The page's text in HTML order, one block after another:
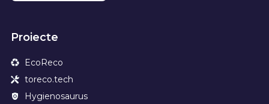
Proiecte
EcoReco
toreco.tech
Hygienosaurus